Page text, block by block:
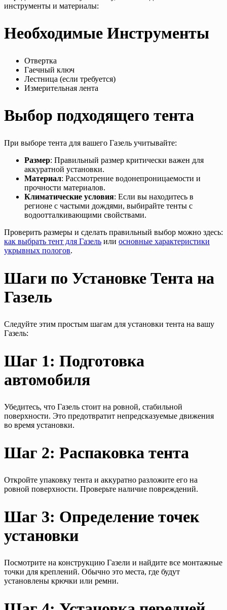
инструменты и материалы:
Необходимые Инструменты
Отвертка
Гаечный ключ
Лестница (если требуется)
Измерительная лента
Выбор подходящего тента
При выборе тента для вашего Газель учитывайте:
Размер: Правильный размер критически важен для
аккуратной установки.
Материал: Рассмотрение водонепроницаемости и
прочности материалов.
Климатические условия: Если вы находитесь в
регионе с частыми дождями, выбирайте тенты с
водоотталкивающими свойствами.
Проверить размеры и сделать правильный выбор можно здесь:
как выбрать тент для Газель или основные характеристики
укрывных пологов.
Шаги по Установке Тента на
Газель
Следуйте этим простым шагам для установки тента на вашу
Газель:
Шаг 1: Подготовка
автомобиля
Убедитесь, что Газель стоит на ровной, стабильной
поверхности. Это предотвратит непредсказуемые движения
во время установки.
Шаг 2: Распаковка тента
Откройте упаковку тента и аккуратно разложите его на
ровной поверхности. Проверьте наличие повреждений.
Шаг 3: Определение точек
установки
Посмотрите на конструкцию Газели и найдите все монтажные
точки для креплений. Обычно это места, где будут
установлены крючки или ремни.